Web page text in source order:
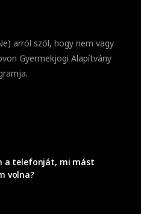
arról szól, hogy nem vagy
Gyermekjogi Alapítvány
a telefonját, mi mást
volna?